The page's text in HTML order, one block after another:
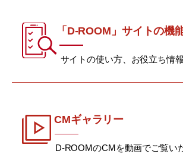
「D-ROOM」サイトの機
サイトの使い方、お役立ち情
CMギャラリー
D-ROOMのCMを動画でご覧い